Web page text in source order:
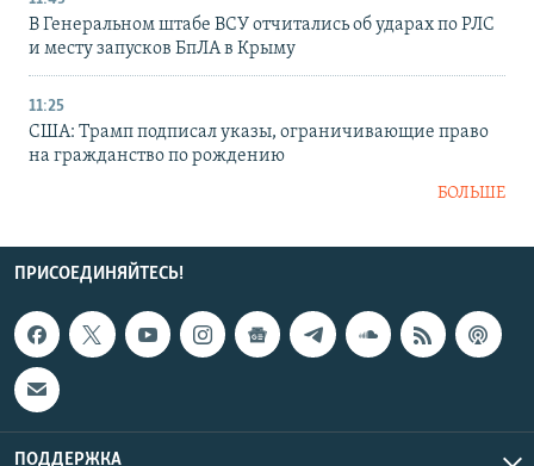
В Генеральном штабе ВСУ отчитались об ударах по РЛС
и месту запусков БпЛА в Крыму
11:25
США: Трамп подписал указы, ограничивающие право
на гражданство по рождению
БОЛЬШЕ
ПРИСОЕДИНЯЙТЕСЬ!
ПОДДЕРЖКА